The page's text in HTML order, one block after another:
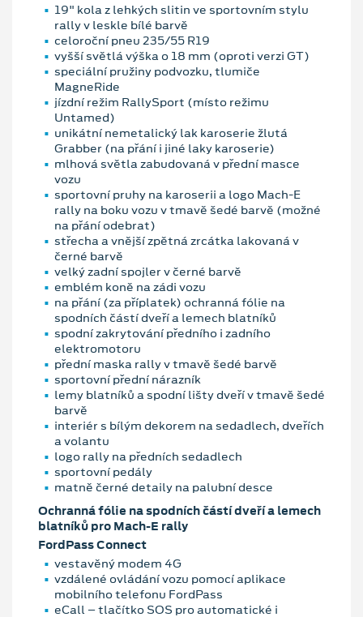
19" kola z lehkých slitin ve sportovním stylu
rally v leskle bílé barvě
celoroční pneu 235/55 R19
vyšší světlá výška o 18 mm (oproti verzi GT)
speciální pružiny podvozku, tlumiče
MagneRide
jízdní režim RallySport (místo režimu
Untamed)
unikátní nemetalický lak karoserie žlutá
Grabber (na přání i jiné laky karoserie)
mlhová světla zabudovaná v přední masce
vozu
sportovní pruhy na karoserii a logo Mach-E
rally na boku vozu v tmavě šedé barvě (možné
na přání odebrat)
střecha a vnější zpětná zrcátka lakovaná v
černé barvě
velký zadní spojler v černé barvě
emblém koně na zádi vozu
na přání (za příplatek) ochranná fólie na
spodních částí dveří a lemech blatníků
spodní zakrytování předního i zadního
elektromotoru
přední maska rally v tmavě šedé barvě
sportovní přední nárazník
lemy blatníků a spodní lišty dveří v tmavě šedé
barvě
interiér s bílým dekorem na sedadlech, dveřích
a volantu
logo rally na předních sedadlech
sportovní pedály
matně černé detaily na palubní desce
Ochranná fólie na spodních částí dveří a lemech
blatníků pro Mach-E rally
FordPass Connect
vestavěný modem 4G
vzdálené ovládání vozu pomocí aplikace
mobilního telefonu FordPass
eCall – tlačítko SOS pro automatické i